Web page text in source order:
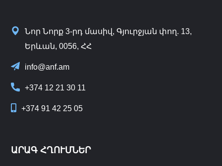
Նոր Նորք 3-րդ մասիվ, Գյուրջյան փող. 13,
Երևան, 0056, ՀՀ
info@anf.am
+374 12 21 30 11
+374 91 42 25 05
ԱՐԱԳ ՀՂՈՒՄՆԵՐ